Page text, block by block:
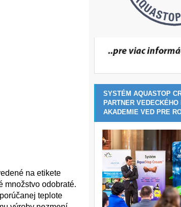
na etikete
množstvo odobraté.
teplote
SYSTÉM AQUASTOP
PARTNER
AKADEMIE VED PRE